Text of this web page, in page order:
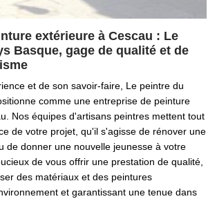
extérieure à Cescau : Le
Basque, gage de qualité et de
et de son savoir-faire, Le peintre du
comme une entreprise de peinture
Nos équipes d'artisans peintres mettent tout
de votre projet, qu'il s'agisse de rénover une
de donner une nouvelle jeunesse à votre
de vous offrir une prestation de qualité,
des matériaux et des peintures
et garantissant une tenue dans